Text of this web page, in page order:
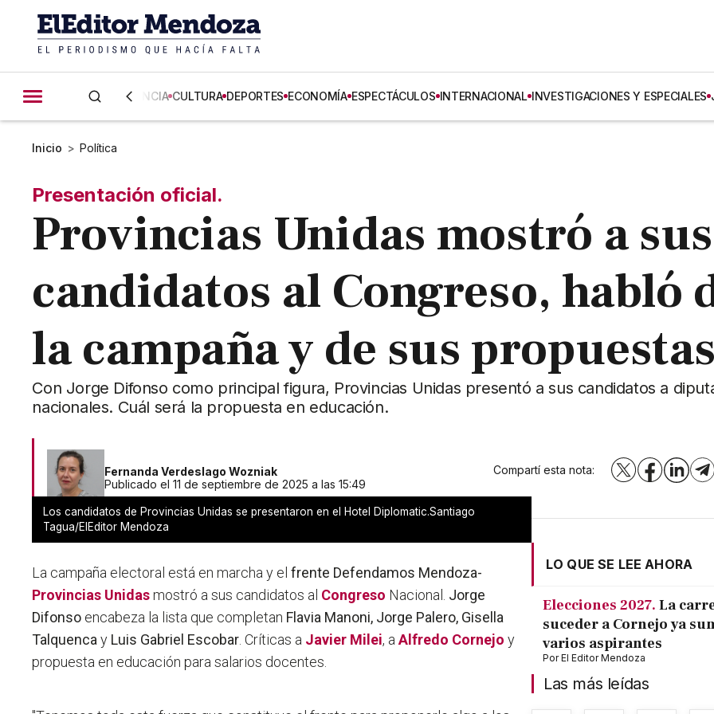
CIENCIA CULTURA DEPORTES ECONOMÍA ESPECTÁCULOS INTERNACIONAL INVESTIGACIONES Y ESPECIALES
Inicio > Política
Presentación oficial.
Provincias Unidas mostró a sus
candidatos al Congreso, habló
la campaña y de sus
Con Jorge Difonso como principal figura, Provincias Unidas presentó a sus candidatos a
nacionales. Cuál será la propuesta en educación.
Fernanda Verdeslago Wozniak
Publicado el 11 de septiembre de 2025 a las 15:49
Compartí esta nota: X Facebook
Los candidatos de Provincias Unidas se presentaron en el Hotel Diplomatic.Santiago
Tagua/ElEditor Mendoza
La campaña electoral está en marcha y elfrente Defendamos Mendoza-
Provincias Unidasmostró a sus candidatos al Congreso Nacional. Jorge
Difonso encabeza la lista que completan Flavia Manoni, Jorge Palero, Gisella
Talquenca y Luis Gabriel Escobar . Críticas a Javier Milei, aAlfredo Cornejo y
propuesta en educación para salarios docentes.
LO QUE SE LEE AHORA
Elecciones 2027. La
suceder a Cornejo ya
varios aspirantes
PorEl Editor Mendoza
Las más leídas